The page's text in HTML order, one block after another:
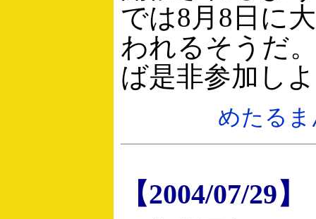
では8月8日に
われるそうだ
ば是非参加し
めたる
【2004/07/29】